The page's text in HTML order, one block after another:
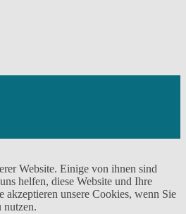
Website. Einige von ihnen sind
helfen, diese Website und Ihre
akzeptieren unsere Cookies, wenn Sie
nutzen.